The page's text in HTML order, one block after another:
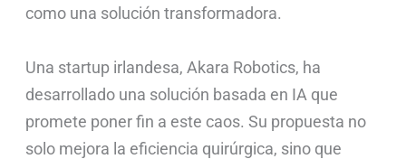
como una solución transformadora.
Una startup irlandesa, Akara Robotics, ha
desarrollado una solución basada en IA que
promete poner fin a este caos. Su propuesta no
solo mejora la eficiencia quirúrgica, sino que